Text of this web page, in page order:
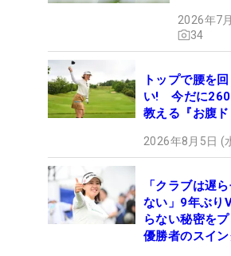
2026年7
34
トップで腰を
い! 今だに
教える『お腹ド
2026年8月5日 (
「クラブは遅
ない」9年ぶり
らない秘密を
優勝者のスイ